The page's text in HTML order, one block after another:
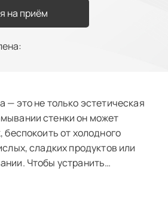
на приём
— это не только эстетическая
стенки он может
беспокоить от холодного
сладких продуктов или
Чтобы устранить
и исключить развитие